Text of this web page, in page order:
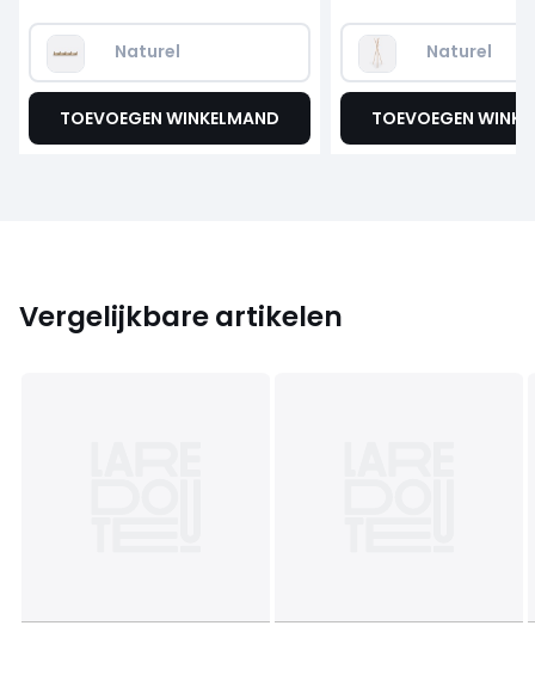
Naturel
TOEVOEGEN WINKELMAND
Naturel
TOEVOEGEN
Vergelijkbare artikelen